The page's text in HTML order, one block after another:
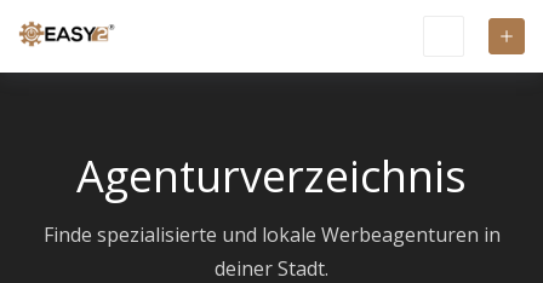
Agenturverzeichnis
Finde spezialisierte und lokale Werbeagenturen in
deiner Stadt.